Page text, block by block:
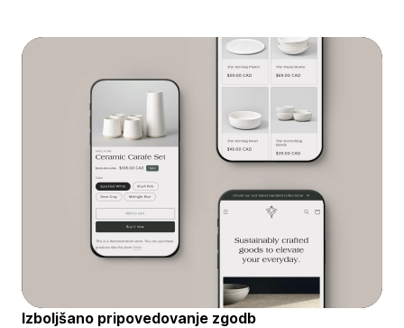
Izboljšano pripovedovanje zgodb